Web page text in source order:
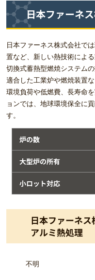
日本ファーネ
日本ファーネス株式会社で
置など、新しい熱技術によ
切換式蓄熱型燃焼システム
適合した工業炉や燃焼装置
環境負荷や低燃費、長寿命
ョンでは、地球環境保全に
す。
炉の数
大型炉の所有
小ロット対応
日本ファーネ
アルミ熱処理
不明